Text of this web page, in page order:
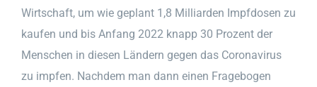
Wirtschaft, um wie geplant 1,8 Milliarden Impfdosen zu
kaufen und bis Anfang 2022 knapp 30 Prozent der
Menschen in diesen Ländern gegen das Coronavirus
zu impfen. Nachdem man dann einen Fragebogen